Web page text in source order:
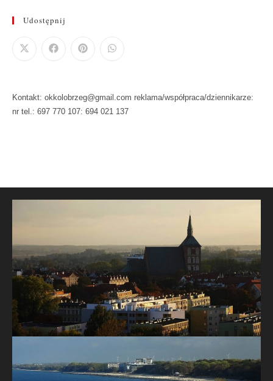
Udostępnij
Kontakt: okkolobrzeg@gmail.com reklama/współpraca/dziennikarze:
nr tel.: 697 770 107: 694 021 137